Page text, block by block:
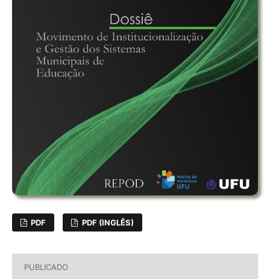
PDF PDF (INGLÊS)
PUBLICADO